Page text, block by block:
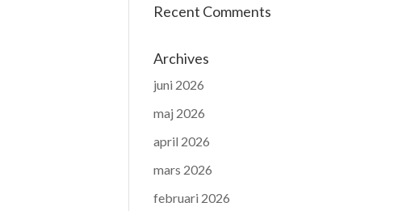
Recent Comments
Archives
juni 2026
maj 2026
april 2026
mars 2026
februari 2026